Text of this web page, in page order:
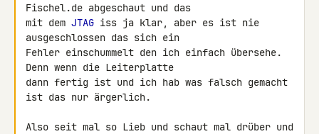
Fischel.de abgeschaut und das
mit dem JTAG iss ja klar, aber es ist nie
ausgeschlossen das sich ein
Fehler einschummelt den ich einfach übersehe.
Denn wenn die Leiterplatte
dann fertig ist und ich hab was falsch gemacht
ist das nur ärgerlich.
Also seit mal so Lieb und schaut mal drüber und